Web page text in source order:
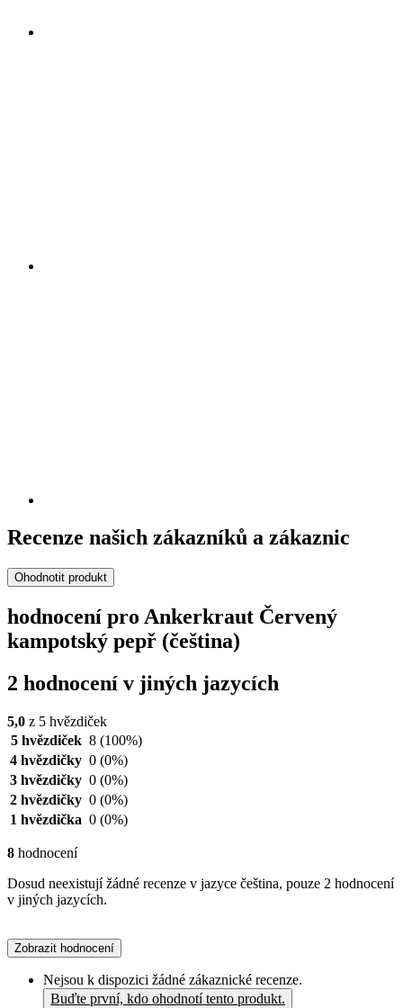
Recenze našich zákazníků a zákaznic
Ohodnotit produkt
hodnocení pro Ankerkraut Červený
kampotský pepř (čeština)
2 hodnocení v jiných jazycích
5,0 z 5 hvězdiček
5 hvězdiček 8 (100%)
4 hvězdičky 0 (0%)
3 hvězdičky 0 (0%)
2 hvězdičky 0 (0%)
1 hvězdička 0 (0%)
8 hodnocení
Dosud neexistují žádné recenze v jazyce čeština, pouze 2 hodnocení
v jiných jazycích.
Zobrazit hodnocení
Nejsou k dispozici žádné zákaznické recenze.
Buďte první, kdo ohodnotí tento produkt.